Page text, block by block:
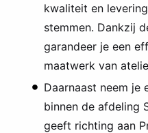
kwaliteit en
stemmen. Dankzij
garandeer je een
maatwerk van
Daarnaast neem je
binnen de afdeling
geeft richting aan